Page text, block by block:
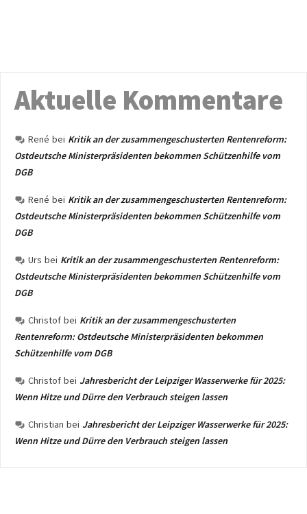
Aktuelle Kommentare
René bei Kritik an der zusammengeschusterten Rentenreform:
Ostdeutsche Ministerpräsidenten bekommen Schützenhilfe vom
DGB
René bei Kritik an der zusammengeschusterten Rentenreform:
Ostdeutsche Ministerpräsidenten bekommen Schützenhilfe vom
DGB
Urs bei Kritik an der zusammengeschusterten Rentenreform:
Ostdeutsche Ministerpräsidenten bekommen Schützenhilfe vom
DGB
Christof bei Kritik an der zusammengeschusterten
Rentenreform: Ostdeutsche Ministerpräsidenten bekommen
Schützenhilfe vom DGB
Christof bei Jahresbericht der Leipziger Wasserwerke für 2025:
Wenn Hitze und Dürre den Verbrauch steigen lassen
Christian bei Jahresbericht der Leipziger Wasserwerke für 2025:
Wenn Hitze und Dürre den Verbrauch steigen lassen